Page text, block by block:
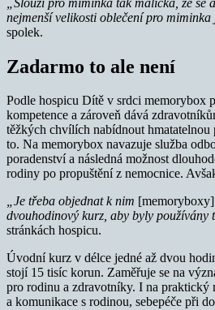
nejmenší velikosti oblečení pro miminka
spolek.
Zadarmo to ale není
Podle hospicu Dítě v srdci memorybox
kompetence a zároveň dává
těžkých chvílích nabídnout hmatatelnou
to. Na memorybox navazuje služba
poradenství a následná možnost
rodiny po propuštění z nemocnice.
„Je třeba objednat k nim [memoryboxy]
dvouhodinový kurz, aby byly používány
stránkách hospicu.
Úvodní kurz v délce jedné až dvou
stojí 15 tisíc korun. Zaměřuje se na
pro rodinu a zdravotníky. I na
a komunikace s rodinou, sebepéče při